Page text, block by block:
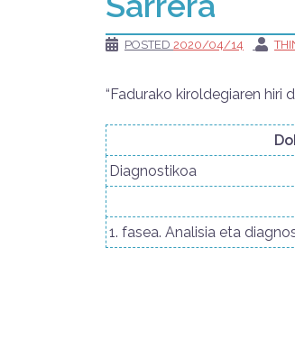
POSTED 2020/04/14
“Fadurako kiroldegiaren hiri
Diagnostikoa
1. fasea. Analisia eta